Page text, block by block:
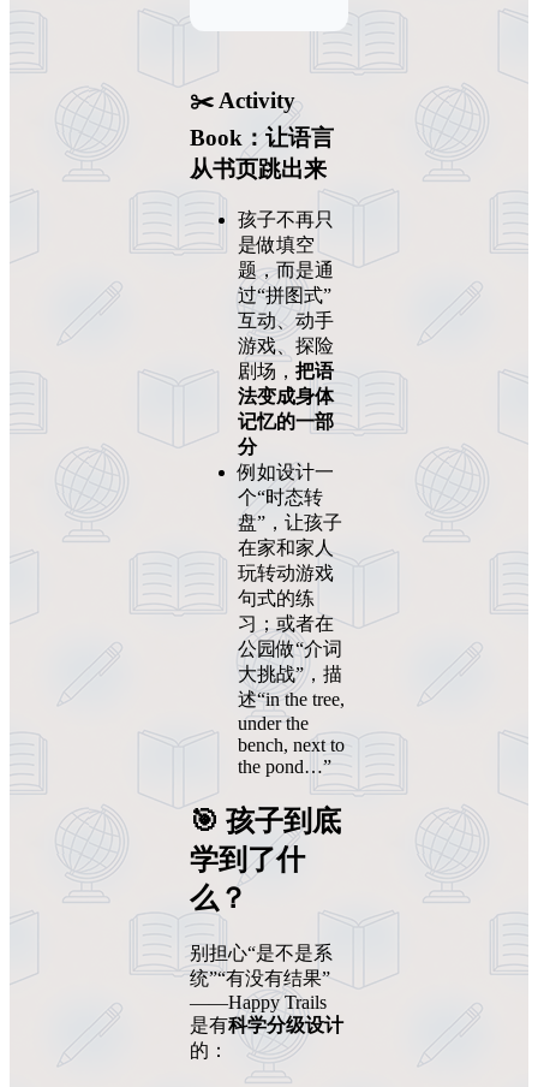
✂️ Activity
Book：让语言
从书页跳出来
孩子不再只
是做填空
题，而是通
过“拼图式”
互动、动手
游戏、探险
剧场， 把语
法变成身体
记忆的一部
分
例如设计一
个“时态转
盘”，让孩子
在家和家人
玩转动游戏
句式的练
习；或者在
公园做“介词
大挑战”，描
述“in the tree,
under the
bench, next to
the pond…”
🎯 孩子到底
学到了什
么？
别担心“是不是系
统”“有没有结果”
——Happy Trails
是有科学分级设计
的：